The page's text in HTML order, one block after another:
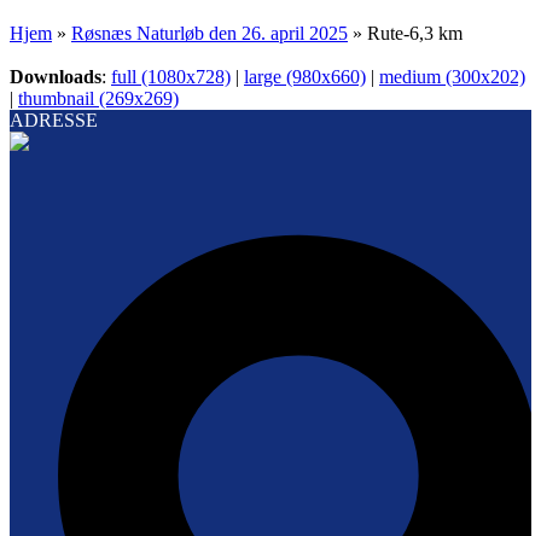
Hjem » Røsnæs Naturløb den 26. april 2025 » Rute-6,3 km
Downloads: full (1080x728) | large (980x660) | medium (300x202)
| thumbnail (269x269)
ADRESSE